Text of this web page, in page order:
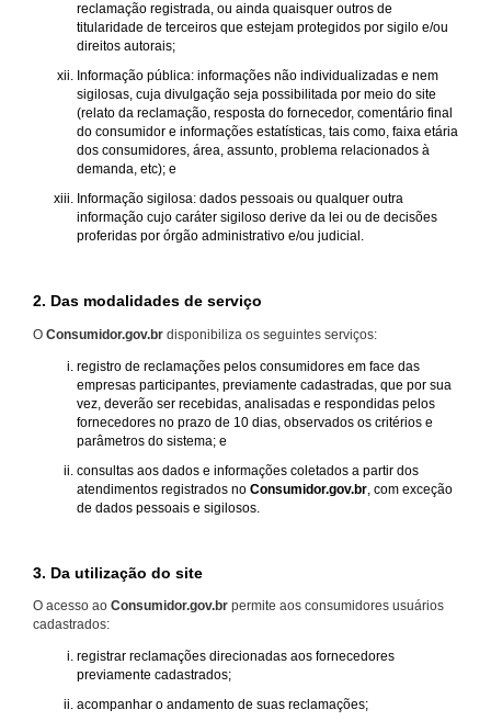
reclamação registrada, ou ainda quaisquer outros de
titularidade de terceiros que estejam protegidos por sigilo e/ou
direitos autorais;
Informação pública: informações não individualizadas e nem
sigilosas, cuja divulgação seja possibilitada por meio do site
(relato da reclamação, resposta do fornecedor, comentário final
do consumidor e informações estatísticas, tais como, faixa etária
dos consumidores, área, assunto, problema relacionados à
demanda, etc); e
Informação sigilosa: dados pessoais ou qualquer outra
informação cujo caráter sigiloso derive da lei ou de decisões
proferidas por órgão administrativo e/ou judicial.
2. Das modalidades de serviço
O Consumidor.gov.br disponibiliza os seguintes serviços:
registro de reclamações pelos consumidores em face das
empresas participantes, previamente cadastradas, que por sua
vez, deverão ser recebidas, analisadas e respondidas pelos
fornecedores no prazo de 10 dias, observados os critérios e
parâmetros do sistema; e
consultas aos dados e informações coletados a partir dos
atendimentos registrados no Consumidor.gov.br , com exceção
de dados pessoais e sigilosos.
3. Da utilização do site
O acesso ao Consumidor.gov.br permite aos consumidores usuários
cadastrados:
registrar reclamações direcionadas aos fornecedores
previamente cadastrados;
acompanhar o andamento de suas reclamações;